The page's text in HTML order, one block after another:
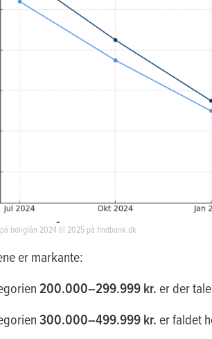
boliglån 2024 til 2025 på findbank.dk
er markante:
200.000–299.999 kr.er der
300.000–499.999 kr.er faldet